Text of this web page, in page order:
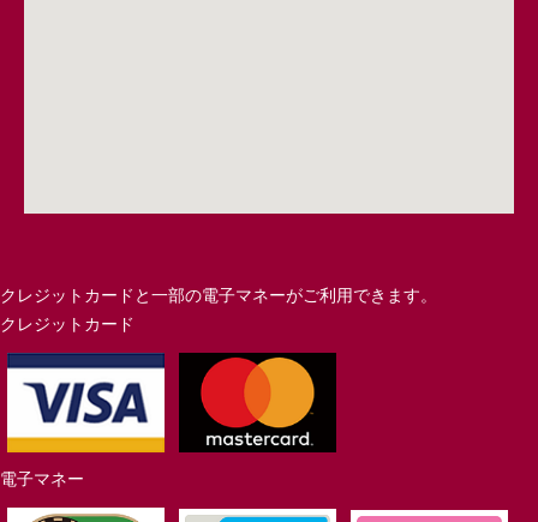
クレジットカードと一部の電子マネーがご利用できます。
クレジットカード
電子マネー